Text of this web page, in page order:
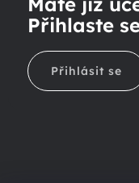
Přihlaste
Přihlásit se